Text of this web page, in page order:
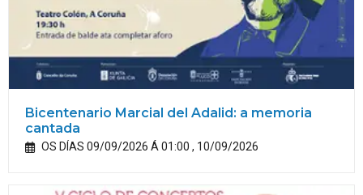
Bicentenario Marcial del Adalid: a memoria
cantada
OS DÍAS 09/09/2026 Á 01:00 , 10/09/2026